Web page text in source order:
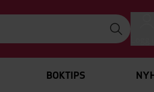
BOKTIPS